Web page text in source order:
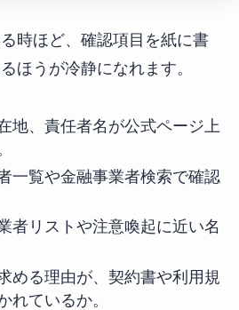
時ほど、確認項目を紙に書
ほうが冷静になれます。
地、責任者名が公式ページ上
一覧や金融事業者検索で確認
者リストや注意喚起に近い名
める理由が、契約書や利用規
れているか。